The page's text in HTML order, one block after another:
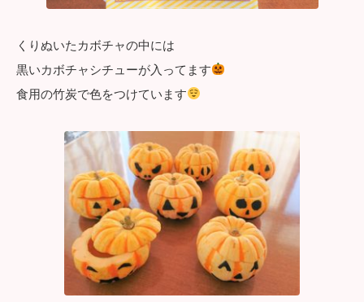
くりぬいたカボチャの中には
黒いカボチャシチューが入ってます
食用の竹炭で色をつけています